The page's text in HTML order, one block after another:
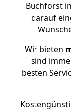
Buchforst
darauf
Wir bieten
sind
besten